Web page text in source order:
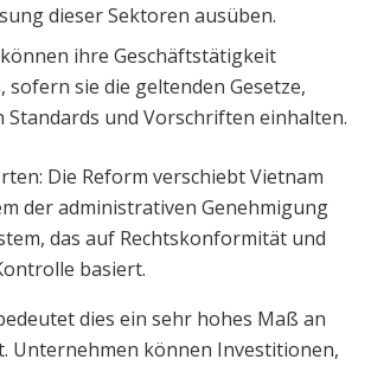
dieser Sektoren ausüben.
ihre Geschäftstätigkeit
sofern sie die geltenden Gesetze,
Standards und Vorschriften einhalten.
Die Reform verschiebt Vietnam
der administrativen Genehmigung
das auf Rechtskonformität und
basiert.
dies ein sehr hohes Maß an
Unternehmen können Investitionen,